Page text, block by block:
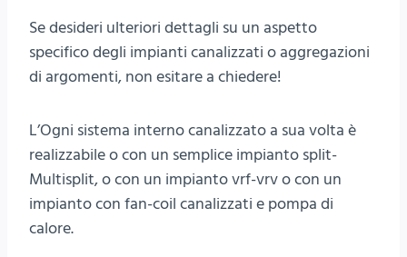
Se desideri ulteriori dettagli su un aspetto
specifico degli impianti canalizzati o aggregazioni
di argomenti, non esitare a chiedere!
L’Ogni sistema interno canalizzato a sua volta è
realizzabile o con un semplice impianto split-
Multisplit, o con un impianto vrf-vrv o con un
impianto con fan-coil canalizzati e pompa di
calore.